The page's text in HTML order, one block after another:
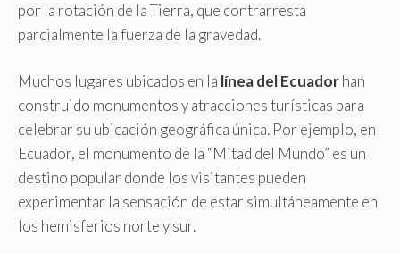
por la rotación de la Tierra, que contrarresta
parcialmente la fuerza de la gravedad.
Muchos lugares ubicados en la línea del Ecuadorhan
construido monumentos y atracciones turísticas para
celebrar su ubicación geográfica única. Por ejemplo, en
Ecuador, el monumento de la “Mitad del Mundo” es un
destino popular donde los visitantes pueden
experimentar la sensación de estar simultáneamente en
los hemisferios norte y sur.